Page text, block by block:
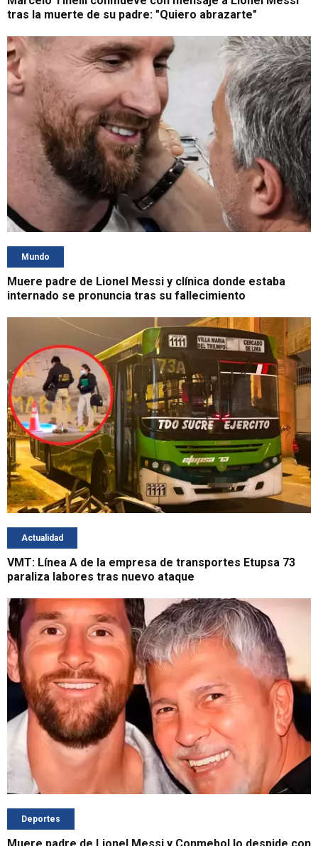
tras la muerte de su padre: "Quiero abrazarte"
Mundo
Muere padre de Lionel Messi y clínica donde estaba
internado se pronuncia tras su fallecimiento
Actualidad
VMT: Línea A de la empresa de transportes Etupsa 73
paraliza labores tras nuevo ataque
Deportes
Muere padre de Lionel Messi y Conmebol lo despide con